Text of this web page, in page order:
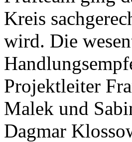
Kreis
wird. Die
Projektleiter
Malek und
Dagmar